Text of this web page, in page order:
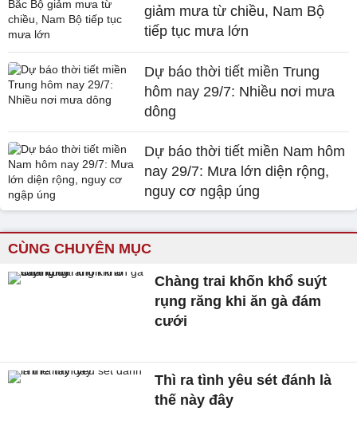
giảm mưa từ chiều, Nam Bộ
tiếp tục mưa lớn
Dự báo thời tiết miền Trung
hôm nay 29/7: Nhiều nơi mưa
dông
Dự báo thời tiết miền Nam hôm
nay 29/7: Mưa lớn diện rộng,
nguy cơ ngập úng
CÙNG CHUYÊN MỤC
Chàng trai khốn khổ suýt
rụng răng khi ăn gà đám
cưới
Thì ra tình yêu sét đánh là
thế này đây